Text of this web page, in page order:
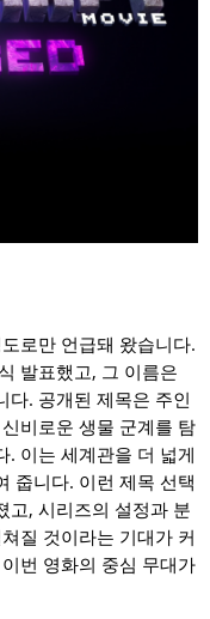
로만 언급돼 왔습니다.
발표했고, 그 이름은
다. 공개된 제목은 주인
비로운 생물 군계를 탐
. 이는 세계관을 더 넓게
줍니다. 이런 제목 선택
고, 시리즈의 설정과 분
질 것이라는 기대가 커
번 영화의 중심 무대가